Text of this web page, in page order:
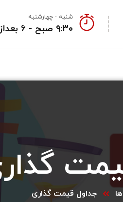
شنبه - چهارشنبه
۹:۳۰ صبح - ۶ بعدازظهر
جداول قیمت گذاری